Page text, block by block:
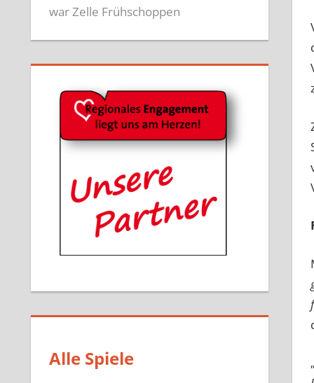
„
war Zelle Frühschoppen
Alle Spiele